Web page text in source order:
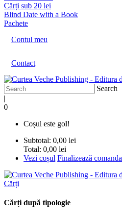
Cărți sub 20 lei
Blind Date with a Book
Pachete
Contul meu
Contact
Search
|
0
Coșul este gol!
Subtotal: 0,00 lei
Total: 0,00 lei
Vezi coșul Finalizează comanda
Cărți
Cărți după tipologie